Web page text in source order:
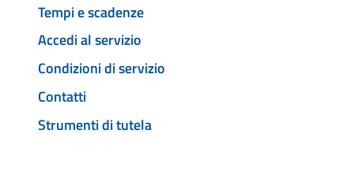
Tempi e scadenze
Accedi al servizio
Condizioni di servizio
Contatti
Strumenti di tutela